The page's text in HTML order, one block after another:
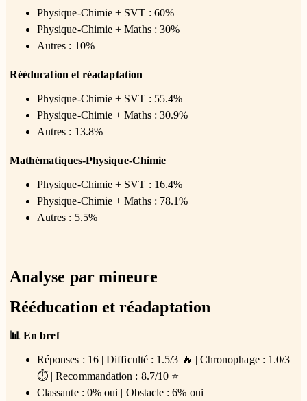
Physique-Chimie + SVT : 60%
Physique-Chimie + Maths : 30%
Autres : 10%
Rééducation et réadaptation
Physique-Chimie + SVT : 55.4%
Physique-Chimie + Maths : 30.9%
Autres : 13.8%
Mathématiques-Physique-Chimie
Physique-Chimie + SVT : 16.4%
Physique-Chimie + Maths : 78.1%
Autres : 5.5%
Analyse par mineure
Rééducation et réadaptation
📊 En bref
Réponses : 16 | Difficulté : 1.5/3 🔥 | Chronophage : 1.0/3
⏱️ | Recommandation : 8.7/10 ⭐
Classante : 0% oui | Obstacle : 6% oui